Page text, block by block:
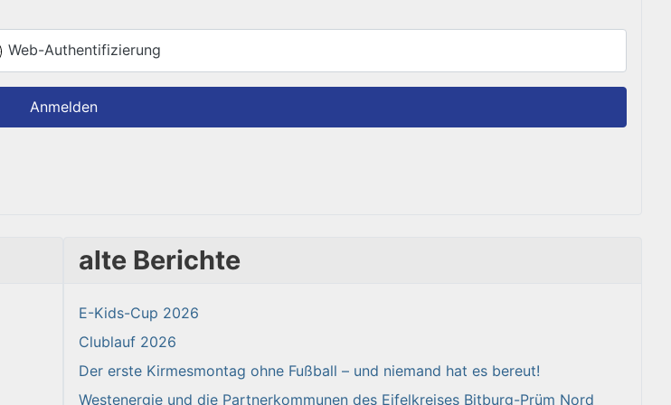
Web-Authentifizierung
Anmelden
alte Berichte
E-Kids-Cup 2026
Clublauf 2026
Der erste Kirmesmontag ohne Fußball – und niemand hat es bereut!
Westenergie und die Partnerkommunen des Eifelkreises Bitburg-Prüm Nord